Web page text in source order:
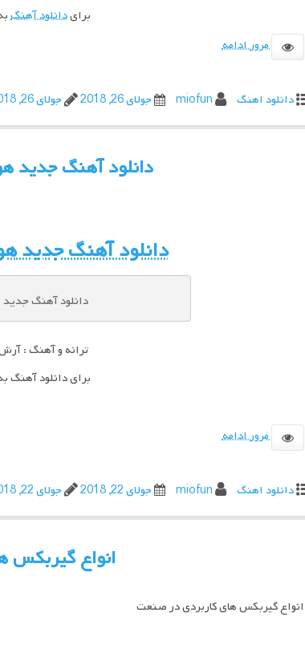
برایدانلود آهنگ
مرور ادامه
دانلود اهنگ miofun جولای 26, 2018 جولای 26, 2018
دانلود آهنگ جدید
دانلود آهنگ جدید
دانلود آهنگ
ترانه و آهنگ :
برای دانلود آهنگ
مرور ادامه
دانلود اهنگ miofun جولای 22, 2018 جولای 22, 2018
انواع گیربکس
انواع گیربکس های کاربردی در صنعت